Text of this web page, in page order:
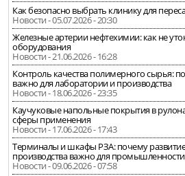
Как безопасно выбрать клинику для
Новости - 05.07.2026 - 20:30
Железные артерии нефтехимии: как не
оборудования
Новости - 21.06.2026 - 16:28
Контроль качества полимерного сырья:
важно для лаборатории и производства
Новости - 18.06.2026 - 23:35
Каучуковые напольные покрытия в
сферы применения
Новости - 17.06.2026 - 17:43
Терминалы и шкафы РЗА: почему развитие
производства важно для
Новости - 09.06.2026 - 07:58